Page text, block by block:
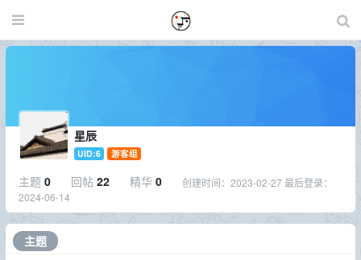
星辰
UID:6 游客组
主题 0 回帖 22 精华 0 创建时间： 2023-02-27 最后登录：
2024-06-14
主题